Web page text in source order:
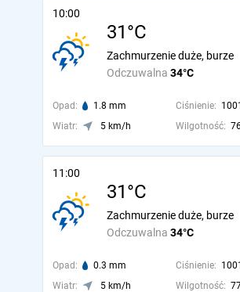
10:00
31°C
Odczuwalna 34°C
Zachmurzenie duże, burze
Opad: 1.8 mm Ciśnienie:
Wiatr:
5 km/h Wilgotność:
11:00
31°C
Odczuwalna 34°C
Zachmurzenie duże, burze
Opad: 0.3 mm Ciśnienie:
Wiatr:
5 km/h Wilgotność: